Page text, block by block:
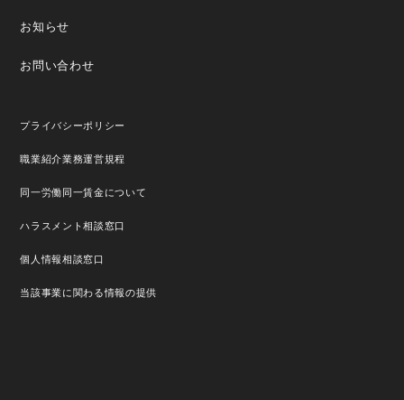
お知らせ
お問い合わせ
プライバシーポリシー
職業紹介業務運営規程
同一労働同一賃金について
ハラスメント相談窓口
個人情報相談窓口
当該事業に関わる情報の提供